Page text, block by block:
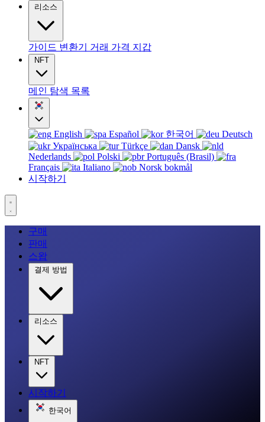
리소스
가이드 변환기 거래 가격 지갑
NFT
메인 탐색 목록
English Español 한국어
Deutsch
Українська
Türkçe
Dansk
Nederlands
Polski
Português (Brasil)
Français
Italiano
Norsk bokmål
시작하기
구매
판매
스왑
결제 방법
리소스
NFT
시작하기
한국어